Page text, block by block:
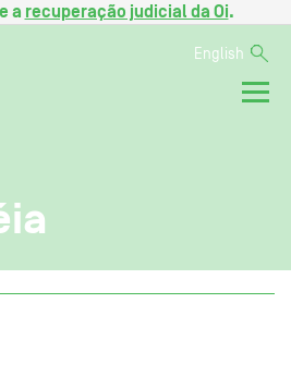
a recuperação judicial da Oi.
English